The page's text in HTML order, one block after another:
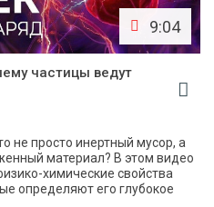
9:04
частицы ведут
не просто инертный мусор, а
материал? В этом видео
химические свойства
определяют его глубокое